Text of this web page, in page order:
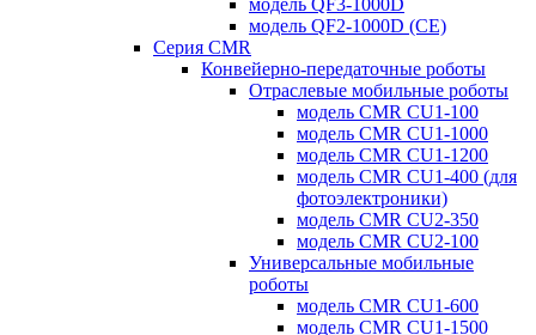
модель QF3-1000D
модель QF2-1000D (CE)
Серия CMR
Конвейерно-передаточные роботы
Отраслевые мобильные роботы
модель CMR CU1-100
модель CMR CU1-1000
модель CMR CU1-1200
модель CMR CU1-400 (для
фотоэлектроники)
модель CMR CU2-350
модель CMR CU2-100
Универсальные мобильные
роботы
модель CMR CU1-600
модель CMR CU1-1500